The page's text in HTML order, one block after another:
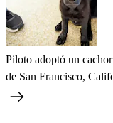
Piloto adoptó un
de San Francisco,